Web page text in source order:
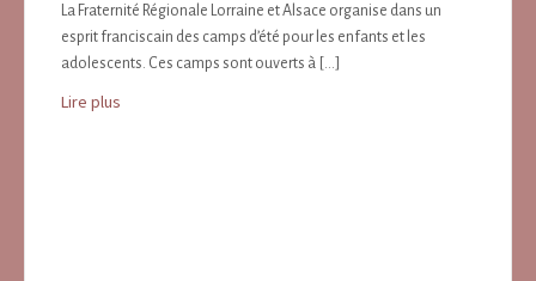
La Fraternité Régionale Lorraine et Alsace organise dans un
esprit franciscain des camps d’été pour les enfants et les
adolescents. Ces camps sont ouverts à […]
Lire plus